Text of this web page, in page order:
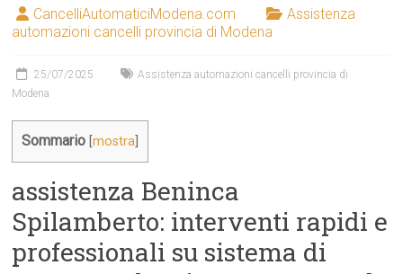
CancelliAutomaticiModena.com
Assistenza
automazioni cancelli provincia di Modena
25/07/2025
Assistenza automazioni cancelli provincia di
Modena
Sommario [mostra
assistenza Beninca
Spilamberto: interventi rapidi e
professionali su sistema di